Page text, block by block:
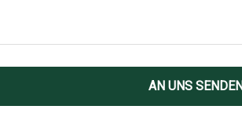
AN UNS